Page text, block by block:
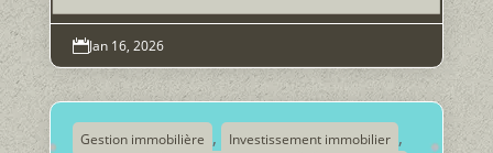
Jan 16, 2026
Gestion immobilière , Investissement immobilier ,